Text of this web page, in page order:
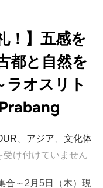
！】五感を
都と自然を
ラオスリト
アジア
文化体
受け付けていません
合～2月5日（木）現